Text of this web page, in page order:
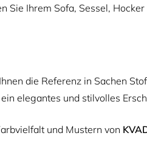
Ihrem Sofa, Sessel,
die Referenz in Sachen
elegantes und stilvolles
und Mustern von